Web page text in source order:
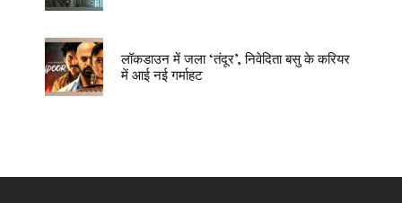
लॉकडाउन में जला ‘तंदूर’, निवेदिता बसु के करियर
में आई नई गर्माहट